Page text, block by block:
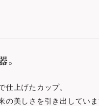
。
上げたカップ。
美しさを引き出してい